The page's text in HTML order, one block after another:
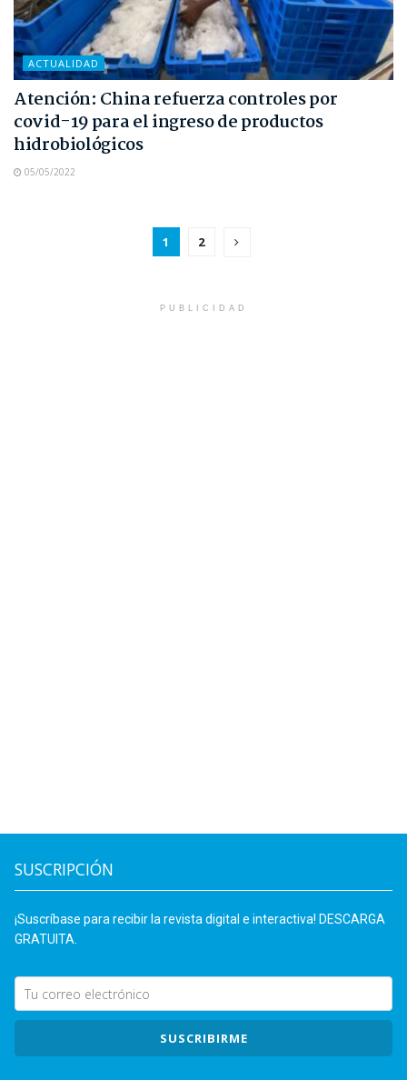
ACTUALIDAD
Atención: China refuerza controles por
covid-19 para el ingreso de productos
hidrobiológicos
05/05/2022
1 2
PUBLICIDAD
SUSCRIPCIÓN
¡Suscríbase para recibir la revista digital e interactiva! DESCARGA
GRATUITA.
SUSCRIBIRME